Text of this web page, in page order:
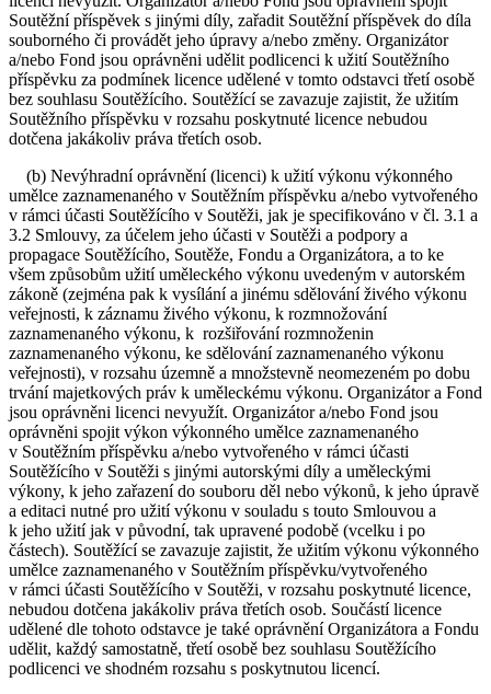
Soutěžní příspěvek s jinými díly, zařadit Soutěžní příspěvek do díla
souborného či provádět jeho úpravy a/nebo změny. Organizátor
a/nebo Fond jsou oprávněni udělit podlicenci k užití Soutěžního
příspěvku za podmínek licence udělené v tomto odstavci třetí osobě
bez souhlasu Soutěžícího. Soutěžící se zavazuje zajistit, že užitím
Soutěžního příspěvku v rozsahu poskytnuté licence nebudou
dotčena jakákoliv práva třetích osob.
(b) Nevýhradní oprávnění (licenci) k užití výkonu výkonného
umělce zaznamenaného v Soutěžním příspěvku a/nebo vytvořeného
v rámci účasti Soutěžícího v Soutěži, jak je specifikováno v čl. 3.1 a
3.2 Smlouvy, za účelem jeho účasti v Soutěži a podpory a
propagace Soutěžícího, Soutěže, Fondu a Organizátora, a to ke
všem způsobům užití uměleckého výkonu uvedeným v autorském
zákoně (zejména pak k vysílání a jinému sdělování živého výkonu
veřejnosti, k záznamu živého výkonu, k rozmnožování
zaznamenaného výkonu, k rozšiřování rozmnoženin
zaznamenaného výkonu, ke sdělování zaznamenaného výkonu
veřejnosti), v rozsahu územně a množstevně neomezeném po dobu
trvání majetkových práv k uměleckému výkonu. Organizátor a Fond
jsou oprávněni licenci nevyužít. Organizátor a/nebo Fond jsou
oprávněni spojit výkon výkonného umělce zaznamenaného
v Soutěžním příspěvku a/nebo vytvořeného v rámci účasti
Soutěžícího v Soutěži s jinými autorskými díly a uměleckými
výkony, k jeho zařazení do souboru děl nebo výkonů, k jeho úpravě
a editaci nutné pro užití výkonu v souladu s touto Smlouvou a
k jeho užití jak v původní, tak upravené podobě (vcelku i po
částech). Soutěžící se zavazuje zajistit, že užitím výkonu výkonného
umělce zaznamenaného v Soutěžním příspěvku/vytvořeného
v rámci účasti Soutěžícího v Soutěži, v rozsahu poskytnuté licence,
nebudou dotčena jakákoliv práva třetích osob. Součástí licence
udělené dle tohoto odstavce je také oprávnění Organizátora a Fondu
udělit, každý samostatně, třetí osobě bez souhlasu Soutěžícího
podlicenci ve shodném rozsahu s poskytnutou licencí.